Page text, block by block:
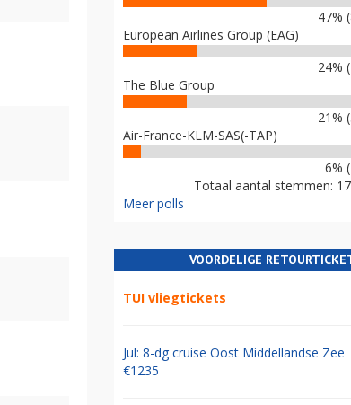
47%
European Airlines Group (EAG)
24%
The Blue Group
21%
Air-France-KLM-SAS(-TAP)
6%
Totaal aantal stemmen:
Meer polls
VOORDELIGE
TUI vliegtickets
Jul: 8-dg cruise Oost Middellandse Zee
€1235